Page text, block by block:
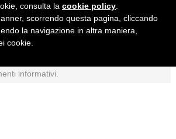
Ricerca in:
il sito
informativi.
consulta la cookie policy
scorrendo questa pagina, cliccando
la navigazione in altra maniera,
cookie.